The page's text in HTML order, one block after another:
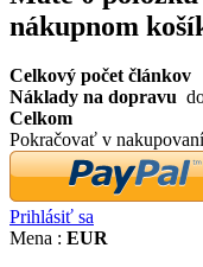
nákupnom
Celkový počet článkov
Náklady na dopravu
Celkom
Pokračovať v
Prihlásiť sa
Mena : EUR